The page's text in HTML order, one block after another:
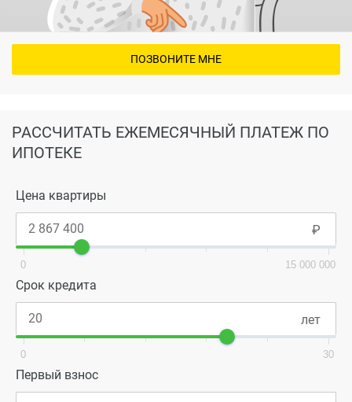
РАССЧИТАТЬ ЕЖЕМЕСЯЧНЫЙ ПЛАТЕЖ ПО
ИПОТЕКЕ
Цена квартиры
0 15 000 000
Срок кредита
0 30
Первый взнос
ПОЗВОНИТЕ МНЕ